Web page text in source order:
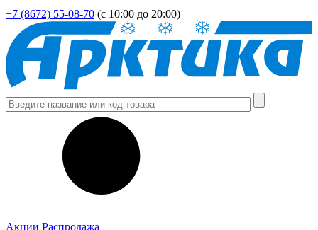
+7 (8672) 55-08-70 (с 10:00 до 20:00)
Акции Распродажа